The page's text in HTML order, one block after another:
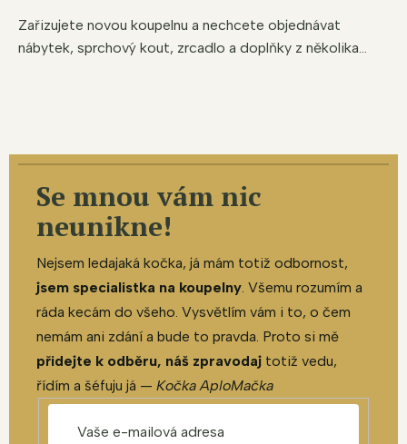
Zařizujete novou koupelnu a nechcete objednávat
nábytek, sprchový kout, zrcadlo a doplňky z několika...
Se mnou vám nic
neunikne!
Nejsem ledajaká kočka, já mám totiž odbornost,
jsem specialistka na koupelny. Všemu rozumím a
ráda kecám do všeho. Vysvětlím vám i to, o čem
nemám ani zdání a bude to pravda. Proto si mě
přidejte k odběru, náš zpravodaj totiž vedu,
řídím a šéfuju já — Kočka AploMačka